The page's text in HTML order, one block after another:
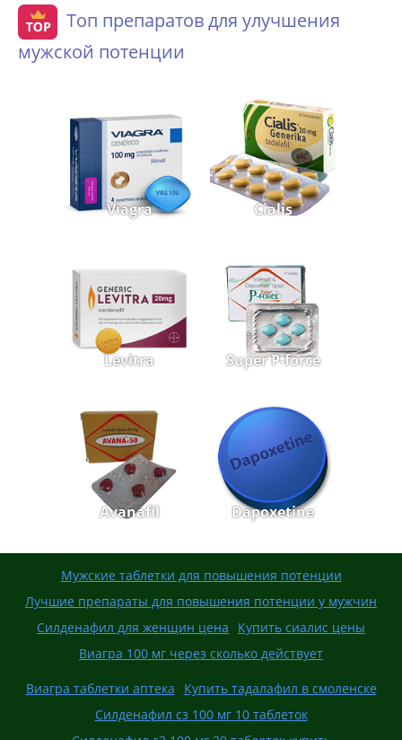
Топ препаратов для улучшения
мужской потенции
Viagra Cialis
Levitra Super P-force
Avanafil Dapoxetine
Мужские таблетки для повышения потенции
Лучшие препараты для повышения потенции у мужчин
Силденафил для женщин цена
Купить сиалис цены
Виагра 100 мг через сколько действует
Виагра таблетки аптека
Купить тадалафил в смоленске
Силденафил сз 100 мг 10 таблеток